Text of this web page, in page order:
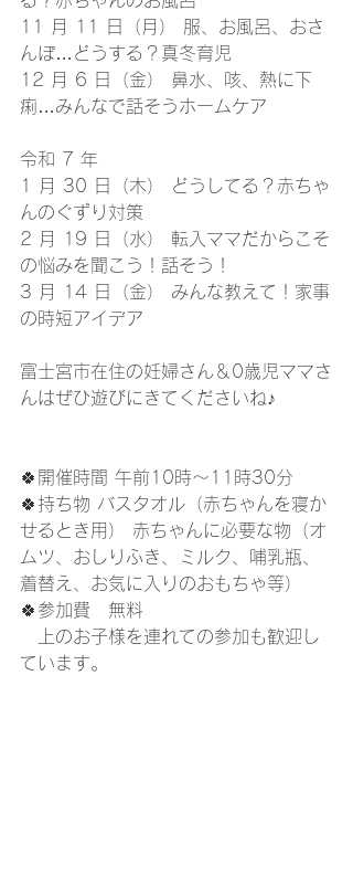
11 月 11 日（月） 服、お風呂、おさ
んぽ…どうする？真冬育児
12 月 6 日（金） 鼻水、咳、熱に下
痢…みんなで話そうホームケア
令和 7 年
1 月 30 日（木） どうしてる？赤ちゃ
んのぐずり対策
2 月 19 日（水） 転入ママだからこそ
の悩みを聞こう！話そう！
3 月 14 日（金） みんな教えて！家事
の時短アイデア
富士宮市在住の妊婦さん＆0歳児ママさ
んはぜひ遊びにきてくださいね♪
🍀開催時間 午前10時～11時30分
🍀持ち物 バスタオル（赤ちゃんを寝か
せるとき用） 赤ちゃんに必要な物（オ
ムツ、おしりふき、ミルク、哺乳瓶、
着替え、お気に入りのおもちゃ等）
🍀参加費　無料
上のお子様を連れての参加も歓迎し
ています。